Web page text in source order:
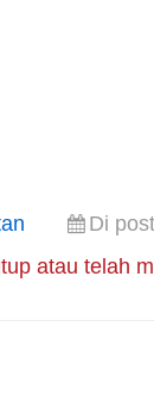
Di
atau telah